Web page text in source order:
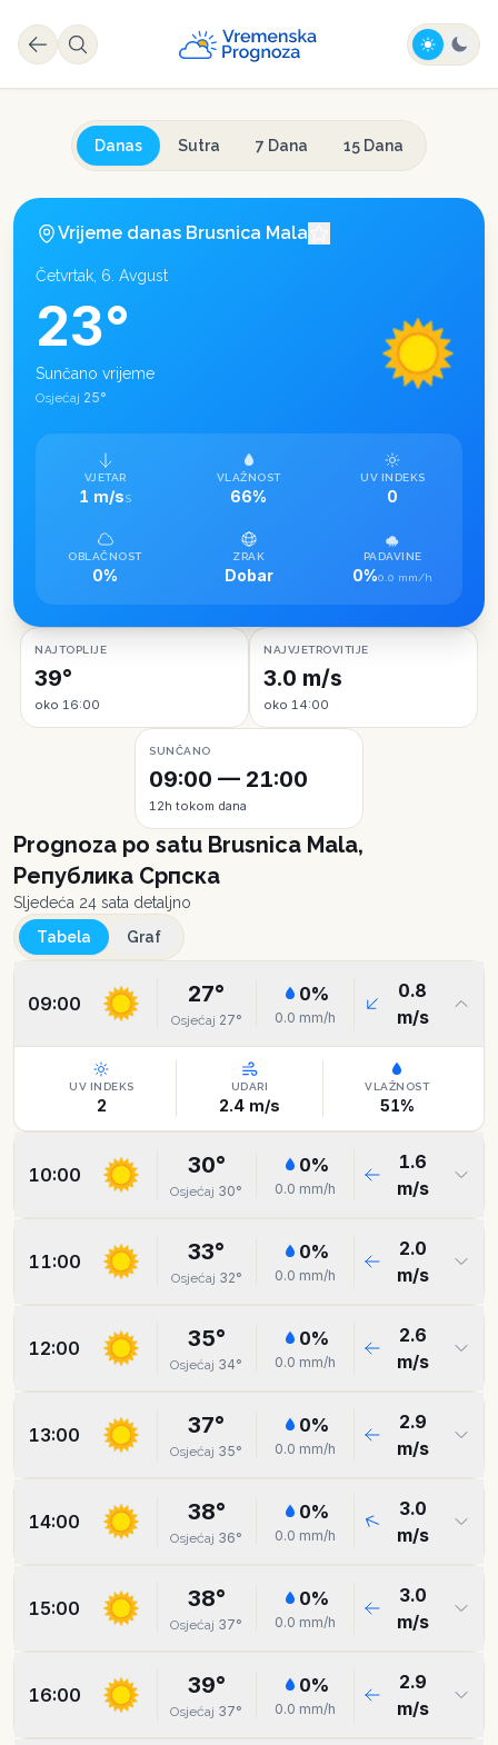
Danas Sutra 7 Dana 15 Dana
Vrijeme danas Brusnica Mala
Četvrtak, 6. Avgust
23°
Sunčano vrijeme
Osjećaj 25°
VJETAR
1 m/sS
VLAŽNOST
66%
UV INDEKS
0
OBLAČNOST
0%
ZRAK
Dobar
PADAVINE
0%0.0 mm/h
NAJTOPLIJE
39°
oko 16:00
NAJVJETROVITIJE
3.0 m/s
oko 14:00
SUNČANO
09:00 — 21:00
12h tokom dana
Prognoza po satu Brusnica Mala,
Република Српска
Sljedeća 24 sata detaljno
Tabela
Graf
09:00 27°
Osjećaj 27°
0%
0.0 mm/h
0.8
m/s
UV INDEKS
2
UDARI
2.4m/s
VLAŽNOST
51%
10:00 30°
Osjećaj 30°
0%
0.0 mm/h
1.6
m/s
11:00 33°
Osjećaj 32°
0%
0.0 mm/h
2.0
m/s
12:00 35°
Osjećaj 34°
0%
0.0 mm/h
2.6
m/s
13:00 37°
Osjećaj 35°
0%
0.0 mm/h
2.9
m/s
14:00 38°
Osjećaj 36°
0%
0.0 mm/h
3.0
m/s
15:00 38°
Osjećaj 37°
0%
0.0 mm/h
3.0
m/s
16:00 39°
Osjećaj 37°
0%
0.0 mm/h
2.9
m/s